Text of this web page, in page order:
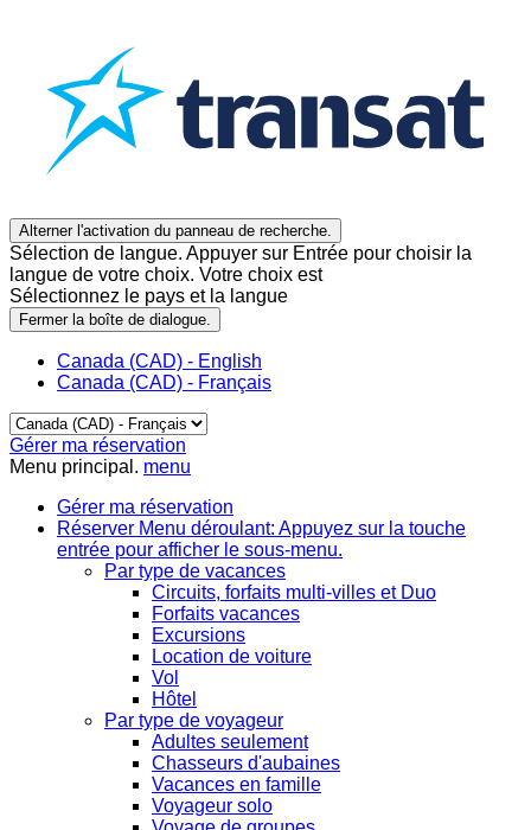
Alterner l'activation du panneau de recherche.
Sélection de langue. Appuyer sur Entrée pour choisir la
langue de votre choix. Votre choix est
Sélectionnez le pays et la langue
Fermer la boîte de dialogue.
Canada (CAD) - English
Canada (CAD) - Français
Gérer ma réservation
Menu principal. menu
Gérer ma réservation
Réserver Menu déroulant: Appuyez sur la touche
entrée pour afficher le sous-menu.
Par type de vacances
Circuits, forfaits multi-villes et Duo
Forfaits vacances
Excursions
Location de voiture
Vol
Hôtel
Par type de voyageur
Adultes seulement
Chasseurs d'aubaines
Vacances en famille
Voyageur solo